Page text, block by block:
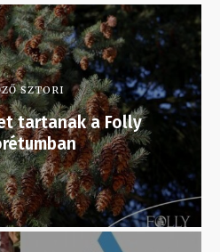
SZTORI
tartanak a Folly